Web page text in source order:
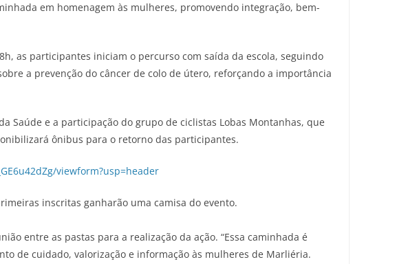
em homenagem às mulheres, promovendo integração, bem-
as participantes iniciam o percurso com saída da escola, seguindo
a prevenção do câncer de colo de útero, reforçando a importância
Saúde e a participação do grupo de ciclistas Lobas Montanhas, que
ônibus para o retorno das participantes.
viewform?usp=header
inscritas ganharão uma camisa do evento.
entre as pastas para a realização da ação. “Essa caminhada é
de cuidado, valorização e informação às mulheres de Marliéria.